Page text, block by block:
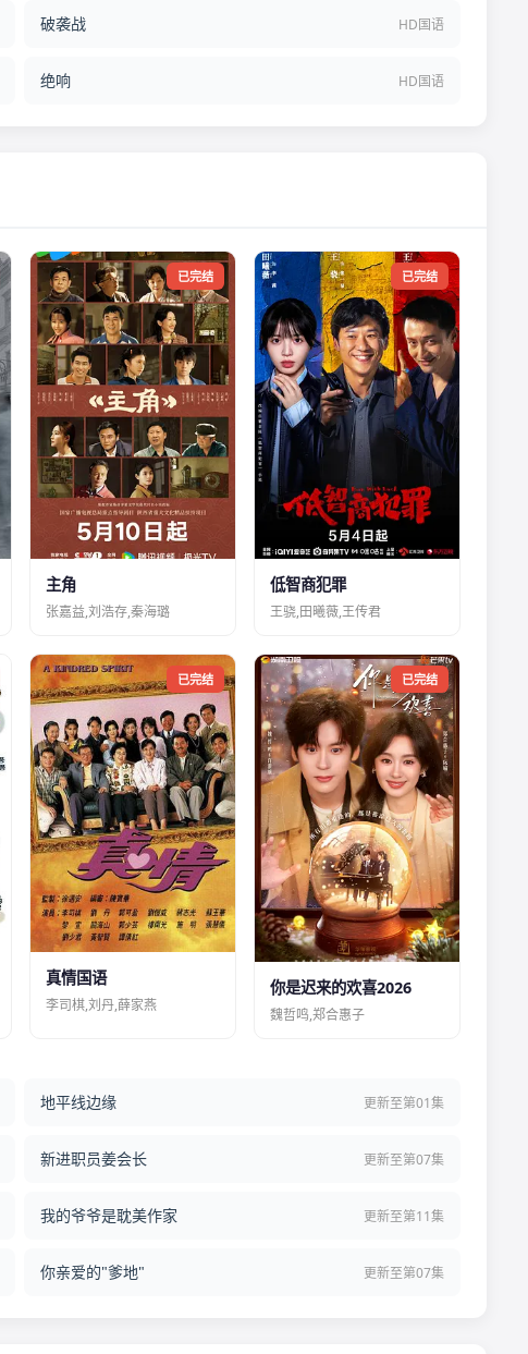
破袭战 HD国语
绝响 HD国语
已完结
主角
张嘉益,刘浩存,秦海璐
已完结
低智商犯罪
王骁,田曦薇,王传君
已完结
真情国语
李司棋,刘丹,薛家燕
已完结
你是迟来的欢喜2026
魏哲鸣,郑合惠子
地平线边缘 更新至第01集
新进职员姜会长 更新至第07集
我的爷爷是耽美作家 更新至第11集
你亲爱的"爹地" 更新至第07集